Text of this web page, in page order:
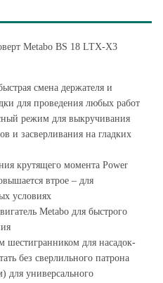
Metabo BS 18 LTX-X3
смена держателя и
для проведения любых работ
режим для выкручивания
и засверливания на гладких
крутящего момента Power
втрое – для
условиях
Metabo для быстрого
для насадок-
без сверлильного патрона
универсального